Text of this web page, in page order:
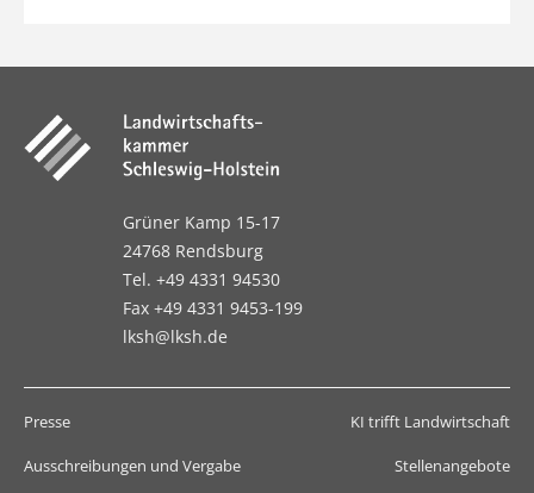
Grüner Kamp 15-17
24768 Rendsburg
Tel. +49 4331 94530
Fax +49 4331 9453-199
lksh@lksh.de
Presse KI trifft Landwirtschaft
Ausschreibungen und Vergabe Stellenangebote